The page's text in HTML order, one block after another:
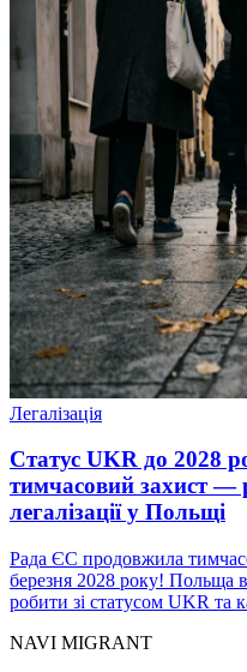
Легалізація
Статус UKR до 2028
тимчасовий захист —
легалізації у Польщі
Рада ЄС продовжила
березня 2028 року! Польща
робити зі статусом UKR та
NAVI MIGRANT